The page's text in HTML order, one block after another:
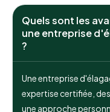
Quels sont les
une entreprise
?
Une entreprise
expertise certifiée,
une approche